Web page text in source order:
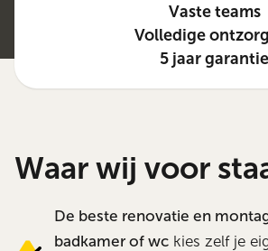
Vaste teams
Volledige
5 jaar garantie
Waar wij voor
De beste renovatie en
badkamer of wc kies zelf je